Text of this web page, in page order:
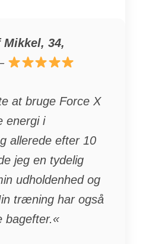
34,
at bruge Force X
energi i
allerede efter 10
jeg en tydelig
udholdenhed og
træning har også
bagefter.«